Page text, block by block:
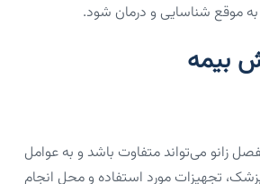
موقع شناسایی و درمان شود.
بیمه
زانو می‌تواند متفاوت باشد و به عوامل
تجهیزات مورد استفاده و محل انجام